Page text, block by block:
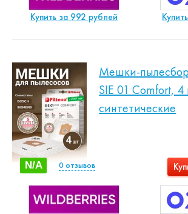
Купить за 992 рублей
Мешки-
SIE 01 Comfort,
синтетические
N/A 0 отзывов